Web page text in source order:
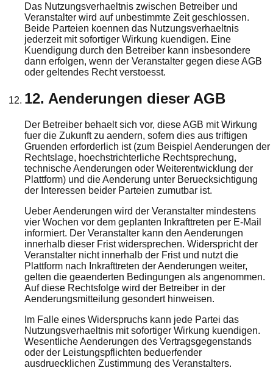
Das Nutzungsverhaeltnis zwischen Betreiber und
Veranstalter wird auf unbestimmte Zeit geschlossen.
Beide Parteien koennen das Nutzungsverhaeltnis
jederzeit mit sofortiger Wirkung kuendigen. Eine
Kuendigung durch den Betreiber kann insbesondere
dann erfolgen, wenn der Veranstalter gegen diese AGB
oder geltendes Recht verstoesst.
12. Aenderungen dieser AGB
Der Betreiber behaelt sich vor, diese AGB mit Wirkung
fuer die Zukunft zu aendern, sofern dies aus triftigen
Gruenden erforderlich ist (zum Beispiel Aenderungen der
Rechtslage, hoechstrichterliche Rechtsprechung,
technische Aenderungen oder Weiterentwicklung der
Plattform) und die Aenderung unter Beruecksichtigung
der Interessen beider Parteien zumutbar ist.
Ueber Aenderungen wird der Veranstalter mindestens
vier Wochen vor dem geplanten Inkrafttreten per E-Mail
informiert. Der Veranstalter kann den Aenderungen
innerhalb dieser Frist widersprechen. Widerspricht der
Veranstalter nicht innerhalb der Frist und nutzt die
Plattform nach Inkrafttreten der Aenderungen weiter,
gelten die geaenderten Bedingungen als angenommen.
Auf diese Rechtsfolge wird der Betreiber in der
Aenderungsmitteilung gesondert hinweisen.
Im Falle eines Widerspruchs kann jede Partei das
Nutzungsverhaeltnis mit sofortiger Wirkung kuendigen.
Wesentliche Aenderungen des Vertragsgegenstands
oder der Leistungspflichten beduerfender
ausdruecklichen Zustimmung des Veranstalters.